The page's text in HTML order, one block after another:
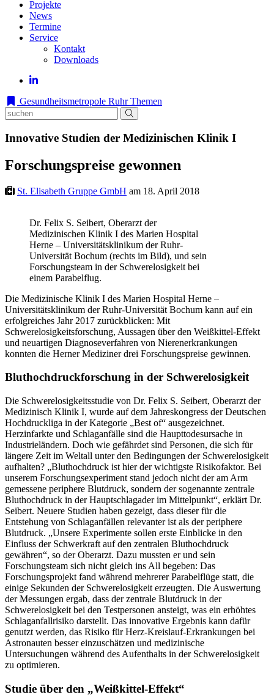
Projekte
News
Termine
Service
Kontakt
Downloads
Gesundheitsmetropole Ruhr Themen
Innovative Studien der Medizinischen Klinik I
Forschungspreise gewonnen
St. Elisabeth Gruppe GmbH am 18. April 2018
Dr. Felix S. Seibert, Oberarzt der
Medizinischen Klinik I des Marien Hospital
Herne – Universitätsklinikum der Ruhr-
Universität Bochum (rechts im Bild), und sein
Forschungsteam in der Schwerelosigkeit bei
einem Parabelflug.
Die Medizinische Klinik I des Marien Hospital Herne –
Universitätsklinikum der Ruhr-Universität Bochum kann auf ein
erfolgreiches Jahr 2017 zurückblicken: Mit
Schwerelosigkeitsforschung, Aussagen über den Weißkittel-Effekt
und neuartigen Diagnoseverfahren von Nierenerkrankungen
konnten die Herner Mediziner drei Forschungspreise gewinnen.
Bluthochdruckforschung in der Schwerelosigkeit
Die Schwerelosigkeitsstudie von Dr. Felix S. Seibert, Oberarzt der
Medizinisch Klinik I, wurde auf dem Jahreskongress der Deutschen
Hochdruckliga in der Kategorie „Best of“ ausgezeichnet.
Herzinfarkte und Schlaganfälle sind die Haupttodesursache in
Industrieländern. Doch wie gefährdet sind Personen, die sich für
längere Zeit im Weltall unter den Bedingungen der Schwerelosigkeit
aufhalten? „Bluthochdruck ist hier der wichtigste Risikofaktor. Bei
unserem Forschungsexperiment stand jedoch nicht der am Arm
gemessene periphere Blutdruck, sondern der sogenannte zentrale
Bluthochdruck in der Hauptschlagader im Mittelpunkt“, erklärt Dr.
Seibert. Neuere Studien haben gezeigt, dass dieser für die
Entstehung von Schlaganfällen relevanter ist als der periphere
Blutdruck. „Unsere Experimente sollen erste Einblicke in den
Einfluss der Schwerkraft auf den zentralen Bluthochdruck
gewähren“, so der Oberarzt. Dazu mussten er und sein
Forschungsteam sich nicht gleich ins All begeben: Das
Forschungsprojekt fand während mehrerer Parabelflüge statt, die
einige Sekunden der Schwerelosigkeit erzeugten. Die Auswertung
der Messungen ergab, dass der zentrale Blutdruck in der
Schwerelosigkeit bei den Testpersonen ansteigt, was ein erhöhtes
Schlaganfallrisiko darstellt. Das innovative Ergebnis kann dafür
genutzt werden, das Risiko für Herz-Kreislauf-Erkrankungen bei
Astronauten besser einzuschätzen und medizinische
Untersuchungen während des Aufenthalts in der Schwerelosigkeit
zu optimieren.
Studie über den „Weißkittel-Effekt“